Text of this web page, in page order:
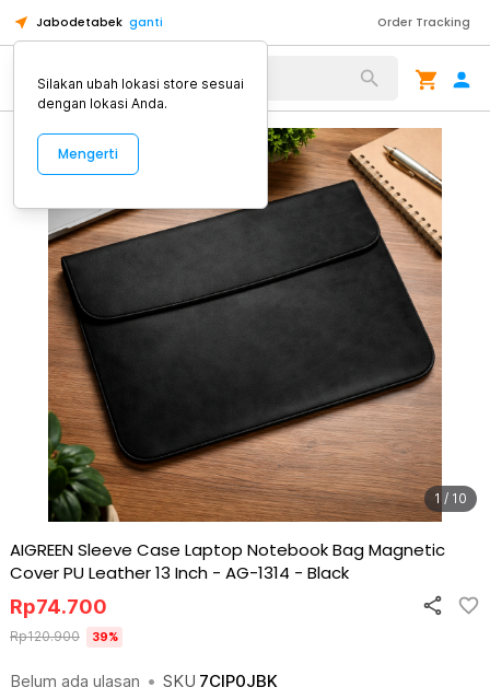
Jabodetabek ganti Order Tracking
Alat Kopi
1 / 10
AIGREEN Sleeve Case Laptop Notebook Bag Magnetic
Cover PU Leather 13 Inch - AG-1314 - Black
Belum ada ulasan • SKU 7CIP0JBK
Rp74.700
Rp120.900 39%
Silakan ubah lokasi store sesuai
dengan lokasi Anda.
Mengerti